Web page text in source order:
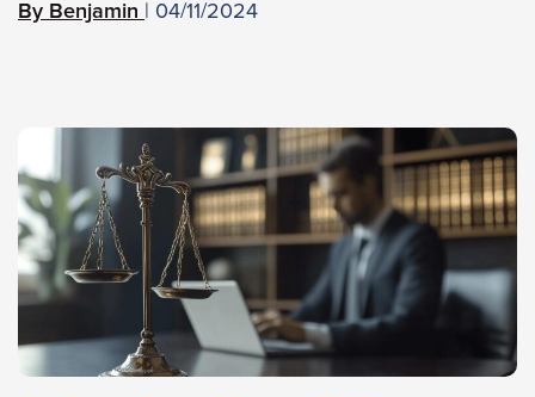
Benjamin 04/11/2024